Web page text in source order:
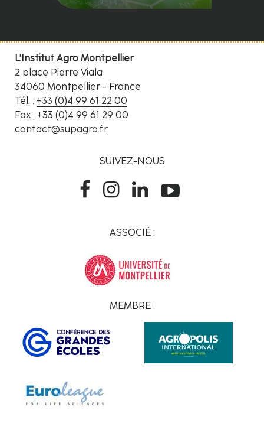
L'Institut Agro Montpellier
2 place Pierre Viala
34060 Montpellier - France
Tél. : +33 (0)4 99 61 22 00
Fax : +33 (0)4 99 61 29 00
contact@supagro.fr
SUIVEZ-NOUS
ASSOCIÉ :
MEMBRE :